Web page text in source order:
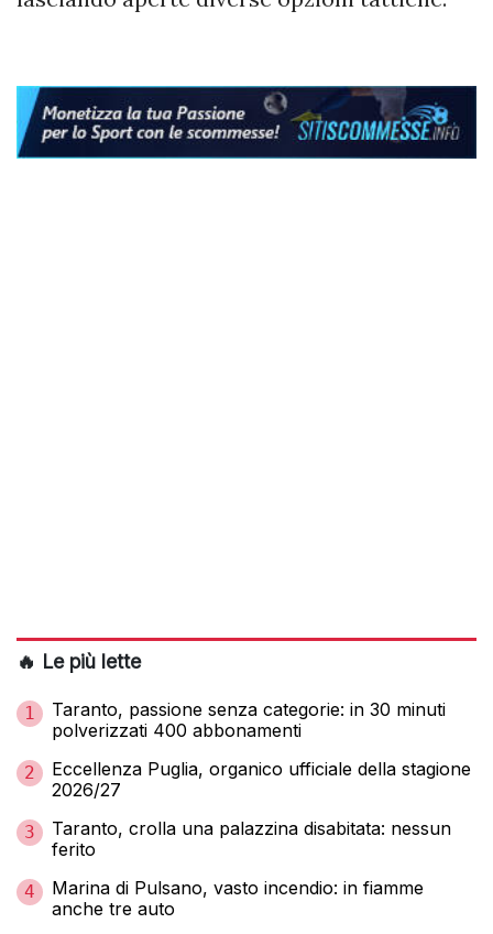
🔥 Le più lette
1
Taranto, passione senza categorie: in 30 minuti
polverizzati 400 abbonamenti
2
Eccellenza Puglia, organico ufficiale della stagione
2026/27
3
Taranto, crolla una palazzina disabitata: nessun
ferito
4
Marina di Pulsano, vasto incendio: in fiamme
anche tre auto